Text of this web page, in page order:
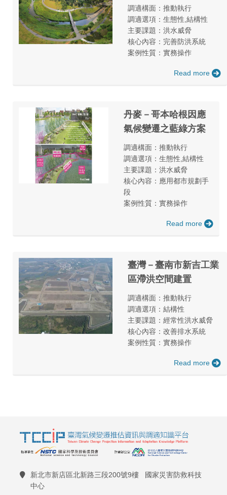
調適構面：推動執行
調適選項：生態性,結構性
主要課題：洪水威脅
核心內容：完善防洪系統
案例性質：實務操作
Read more
丹麥－哥本哈根因應
氣候變遷之藍綠方案
調適構面：推動執行
調適選項：生態性,結構性
主要課題：洪水威脅
核心內容：應用都市規劃手
段
案例性質：實務操作
Read more
臺灣－臺南市新吉工業
區滯洪空間建置
調適構面：推動執行
調適選項：結構性
主要課題：經常性洪水威脅
核心內容：改善排水系統
案例性質：實務操作
Read more
新北市新店區北新路三段200號9樓 國家災害防救科技
中心